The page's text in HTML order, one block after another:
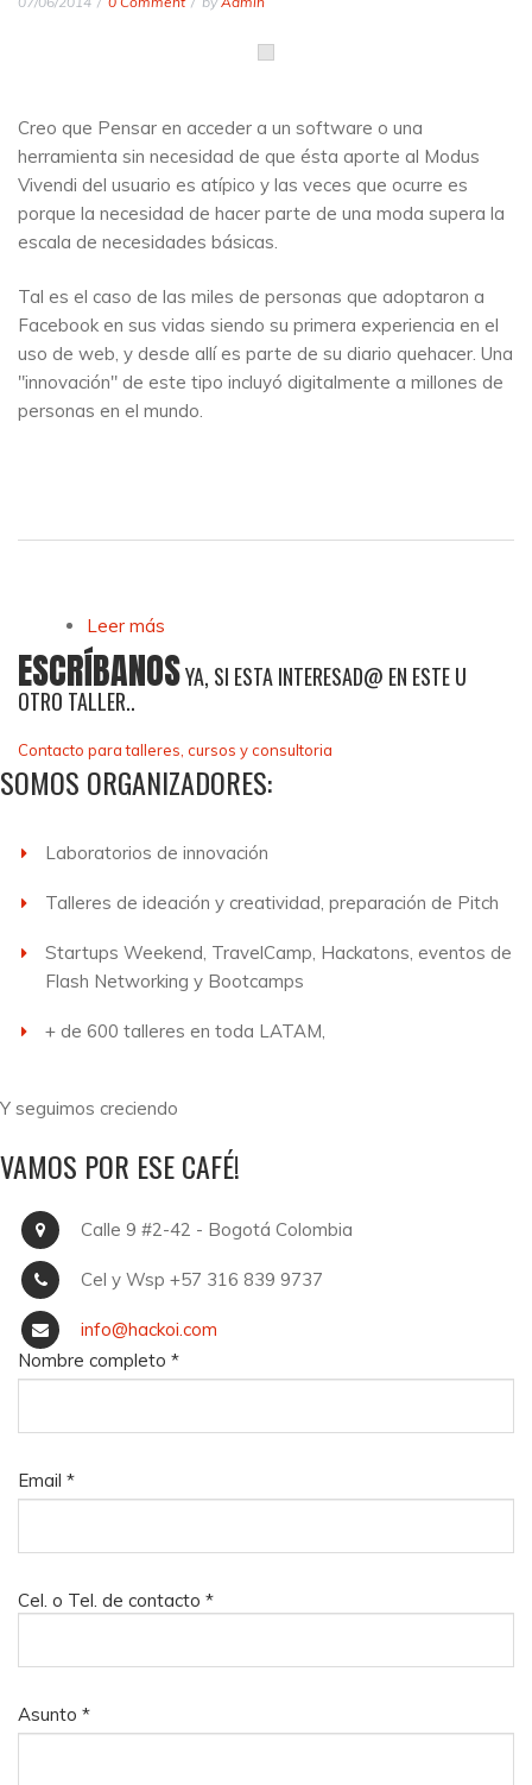
Creo que Pensar en acceder a un software o una
herramienta sin necesidad de que ésta aporte al Modus
Vivendi del usuario es atípico y las veces que ocurre es
porque la necesidad de hacer parte de una moda supera la
escala de necesidades básicas.
Tal es el caso de las miles de personas que adoptaron a
Facebook en sus vidas siendo su primera experiencia en el
uso de web, y desde allí es parte de su diario quehacer. Una
"innovación" de este tipo incluyó digitalmente a millones de
personas en el mundo.
Leer más
actividad turística dirigidos a los modelos de
negocio, no al viajero
ESCRÍBANOSYA, SI ESTA INTERESAD@ EN ESTE U
OTRO TALLER..
Contacto para talleres, cursos y consultoria
SOMOS ORGANIZADORES:
Laboratorios de innovación
Talleres de ideación y creatividad, preparación de Pitch
Startups Weekend, TravelCamp, Hackatons, eventos de
Flash Networking y Bootcamps
+ de 600 talleres en toda LATAM,
Y seguimos creciendo
VAMOS POR ESE CAFÉ!
Calle 9 #2-42 - Bogotá Colombia
Cel y Wsp +57 316 839 9737
info@hackoi.com
Nombre completo *
Email *
Cel. o Tel. de contacto *
Asunto *